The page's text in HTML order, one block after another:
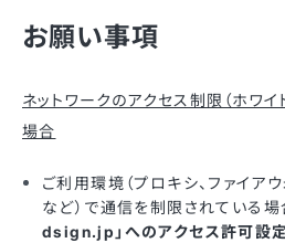
お願い事項
ネットワークのアクセス制限（ホワイ
場合
ご利用環境（プロキシ、ファイア
など）で通信を制限されている場
dsign.jp」へのアクセス許可設